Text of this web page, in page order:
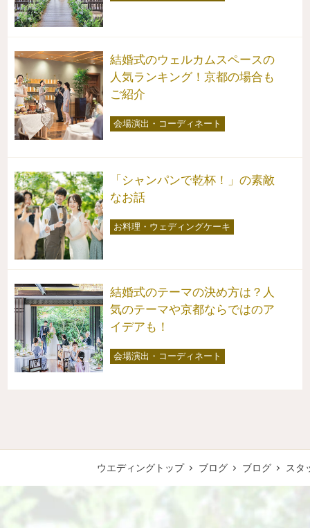
結婚式のウェルカムスペースの
人気ランキング！京都の場合も
ご紹介
会場演出・コーディネート
「シャンパンで乾杯！」の素敵
なお話
お料理・ウェディングケーキ
結婚式のテーマの決め方は？人
気のテーマや京都ならではのア
イデアも！
会場演出・コーディネート
ウエディングトップ ブログ ブログ スタ